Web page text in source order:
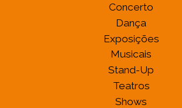
Concerto
Dança
Exposições
Musicais
Stand-Up
Teatros
Shows